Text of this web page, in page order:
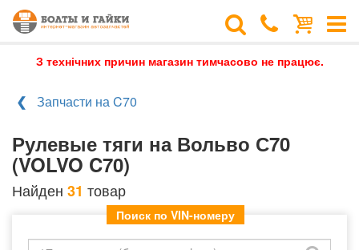
З технічних причин магазин тимчасово не працює.
Запчасти на C70
Рулевые тяги на Вольво С70
(VOLVO C70)
Найден 31 товар
Поиск по VIN-номеру